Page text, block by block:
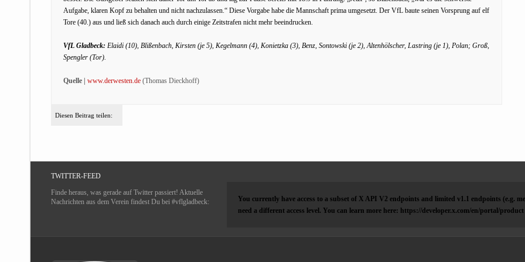
Aufgabe, klaren Kopf zu behalten und nicht nachzulassen.“ Diese Vorgabe habe die Mannschaft prima umgesetzt. Der VfL baute seinen Vorsprung auf elf
Tore (40.) aus und ließ sich danach auch durch einige Zeitstrafen nicht mehr beeindrucken.
VfL Gladbeck: Elaidi (10), Blißenbach, Kirsten (je 5), Kegelmann (4), Konietzka (3), Benz, Sontowski (je 2), Altenhölscher, Lastring (je 1), Polan; Groß,
Spengler (Tor).
Quelle | www.derwesten.de (Thomas Dieckhoff)
Diesen Beitrag teilen:
TWITTER-FEED
Finde heraus, was gerade auf Twitter passiert! Aktuelle
Nachrichten aus dem Verein findest Du bei #vflgladbeck:
You currently have access to a subset of X API V2 endpoints and limited v1.1 endpoints (e.g.
need a different access level. You can learn more here: https://developer.x.com/en/portal/product